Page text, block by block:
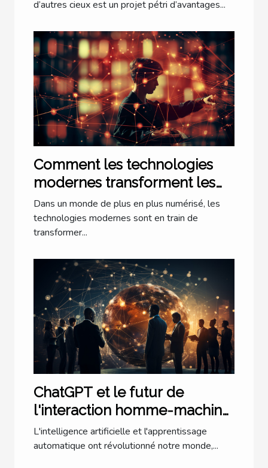
d’autres cieux est un projet pétri d’avantages...
Comment les technologies
modernes transforment les
cabinets d'avocats à Lyon
Dans un monde de plus en plus numérisé, les
technologies modernes sont en train de
transformer...
ChatGPT et le futur de
l'interaction homme-machine
: une perspective
internationale
L'intelligence artificielle et l'apprentissage
automatique ont révolutionné notre monde,...